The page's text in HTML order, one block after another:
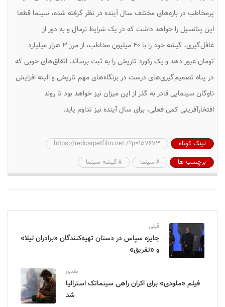
پرمخاطب در بازه‌های مختلف سال آینده در نظر گرفته شده، سینما قطعا
این پتانسیل را خواهد داشت که در یک شرایط نرمال و به دور از
غافل‌گیری، گیشه خود را با ۴۰ میلیون مخاطب، از مرز ۳ هزار میلیارد
تومان عبور دهد و یک رکورد تاریخی را به ثبت برساند. اتفاق‌های خوبی که
در پناه تصمیم‌گیری‌های درست در بزنگاه‌های مهم تاریخی و البته افزایش
ناوگان سینمایی قادر به گذر از این میزان نیز خواهد بود تا روند
افتخارآفرینی کمی فعلی، برای سال آینده نیز تداوم یابد.
لینک کوتاه
https://redcarpetfilm.net /?p=157673
برچسب ها
سینما گیشه سینما
قبلی
جایزه سپاس در دستان تهیه‌کنندگان «برادران لیلا»
و «تفریق»
بعدی
فیلم «ملودی» برای اکران راهی سینماتک استرالیا
شد